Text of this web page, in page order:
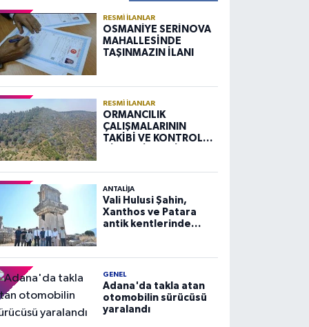
RESMI İLANLAR
OSMANİYE SERİNOVA
MAHALLESİNDE
TAŞINMAZIN İLANI
RESMI İLANLAR
ORMANCILIK
ÇALIŞMALARININ
TAKİBİ VE KONTROLÜ
ANTALIJA
Vali Hulusi Şahin,
Xanthos ve Patara
antik kentlerinde
GENEL
Adana'da takla atan
otomobilin sürücüsü
yaralandı